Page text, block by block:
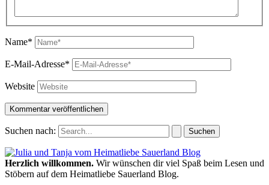
Name*
E-Mail-Adresse*
Website
Suchen nach:
Herzlich willkommen. Wir wünschen dir viel Spaß beim Lesen und
Stöbern auf dem Heimatliebe Sauerland Blog.